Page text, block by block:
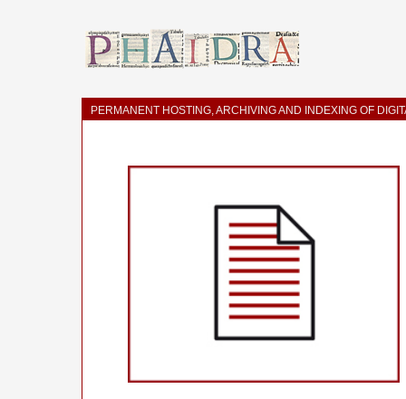
PERMANENT HOSTING, ARCHIVING AND INDEXING OF